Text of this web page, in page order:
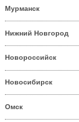
Мурманск
Нижний Новгород
Новороссийск
Новосибирск
Омск